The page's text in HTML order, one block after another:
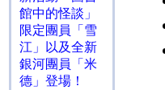
館中的怪談」
限定團員「雪
江」以及全新
銀河團員「米
德」登場！